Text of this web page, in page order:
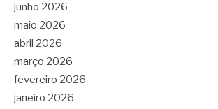
junho 2026
maio 2026
abril 2026
março 2026
fevereiro 2026
janeiro 2026